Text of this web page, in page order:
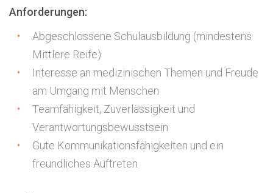
Anforderungen:
Abgeschlossene Schulausbildung (mindestens
Mittlere Reife)
Interesse an medizinischen Themen und Freude
am Umgang mit Menschen
Teamfähigkeit, Zuverlässigkeit und
Verantwortungsbewusstsein
Gute Kommunikationsfähigkeiten und ein
freundliches Auftreten